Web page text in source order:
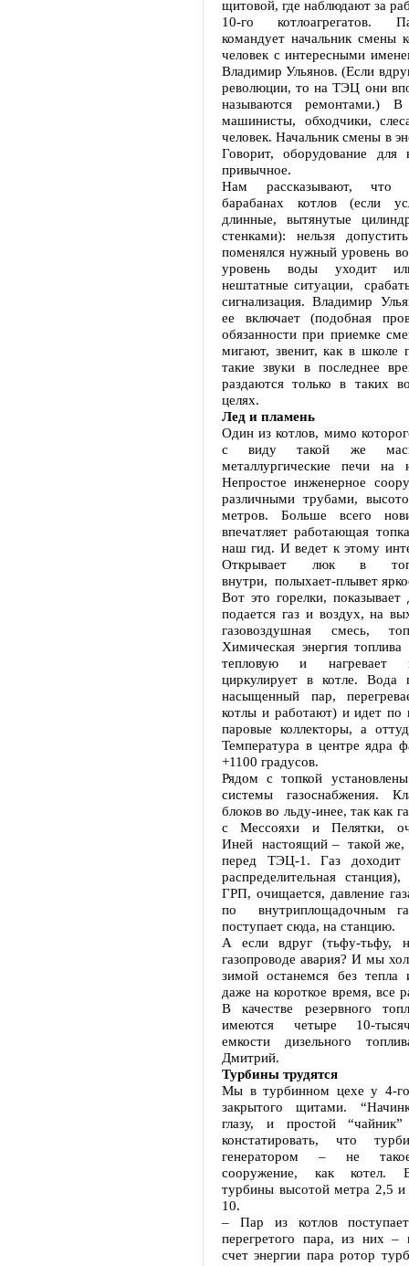
щитовой, где наблюдают за
10-го котлоагрегатов.
командует начальник смены
человек с интересными
Владимир Ульянов. (Если
революции, то на ТЭЦ они
называются ремонтами.) В
машинисты, обходчики,
человек. Начальник смены в
Говорит, оборудование для
привычное.
Нам рассказывают, что
барабанах котлов (если
длинные, вытянутые
стенками): нельзя
поменялся нужный уровень
уровень воды уходит
нештатные ситуации,
сигнализация. Владимир
ее включает (подобная
обязанности при приемке
мигают, звенит, как в школе
такие звуки в последнее
раздаются только в таких
целях.
Лед и пламень
Один из котлов, мимо
с виду такой же
металлургические печи на
Непростое инженерное
различными трубами,
метров. Больше всего
впечатляет работающая
наш гид. И ведет к этому
Открывает люк в
внутри, полыхает-плывет
Вот это горелки,
подается газ и воздух, на
газовоздушная смесь,
Химическая энергия топлива
тепловую и нагревает
циркулирует в котле. Вода
насыщенный пар,
котлы и работают) и идет по
паровые коллекторы, а
Температура в центре ядра
+1100 градусов.
Рядом с топкой
системы газоснабжения.
блоков во льду-инее, так как
с Мессояхи и Пелятки,
Иней настоящий – такой же,
перед ТЭЦ-1. Газ
распределительная
ГРП, очищается, давление
по внутриплощадочным
поступает сюда, на станцию.
А если вдруг (тьфу-тьфу,
газопроводе авария? И мы
зимой останемся без тепла
даже на короткое время, все
В качестве резервного
имеются четыре 10-
емкости дизельного
Дмитрий.
Турбины трудятся
Мы в турбинном цехе у 4-го
закрытого щитами.
глазу, и простой
констатировать, что
генератором – не
сооружение, как котел.
турбины высотой метра 2,5
10.
– Пар из котлов
перегретого пара, из них
счет энергии пара ротор